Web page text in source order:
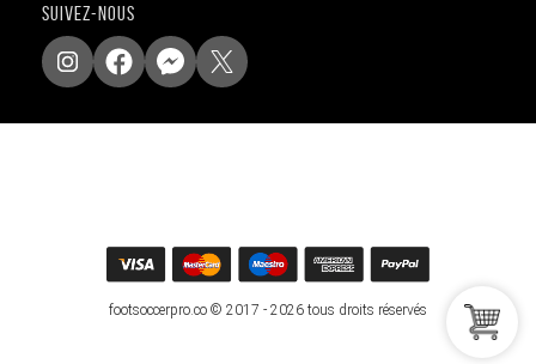
SUIVEZ-NOUS
footsoccerpro.co © 2017 - 2026 tous droits réservés